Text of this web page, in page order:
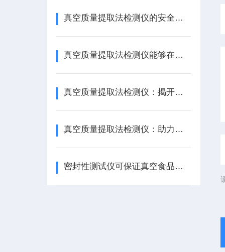
真空质量提取法检测仪的安全操作步骤
真空质量提取法检测仪能够在短时间内完成对物质质量的检测
真空质量提取法检测仪：揭开物质本质的奥秘
真空质量提取法检测仪：助力工业生产，确保产品质量
密封性测试仪可保证真空食品安全可靠